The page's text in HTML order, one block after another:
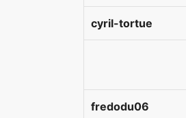
cyril-tortue
fredodu06